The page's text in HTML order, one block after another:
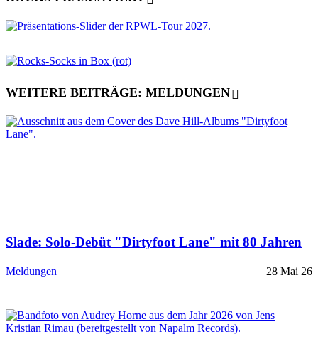
WEITERE BEITRÄGE: MELDUNGEN
Slade: Solo-Debüt "Dirtyfoot Lane" mit 80 Jahren
Meldungen 28 Mai 26